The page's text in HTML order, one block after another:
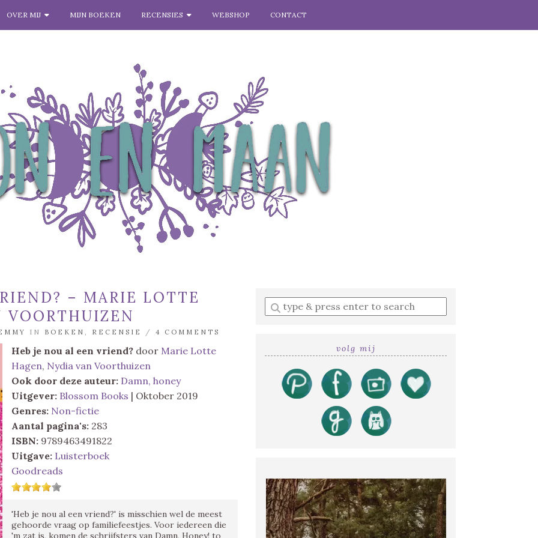
OVER MIJ MIJN BOEKEN RECENSIES WEBSHOP CONTACT
– MARIE LOTTE
VOORTHUIZEN
IN BOEKEN , RECENSIE / 4 COMMENTS
Heb je nou al een vriend? door Marie Lotte
Hagen, Nydia van Voorthuizen
Ook door deze auteur: Damn, honey
Uitgever: Blossom Books | Oktober 2019
Genres: Non-fictie
Aantal pagina's: 283
ISBN: 9789463491822
Uitgave: Luisterboek
Goodreads
'Heb je nou al een vriend?' is misschien wel de meest
gehoorde vraag op familiefeestjes. Voor iedereen die
'm zat is, komen de schrijfsters van Damn, Honey! to
Enter
a
volg mij